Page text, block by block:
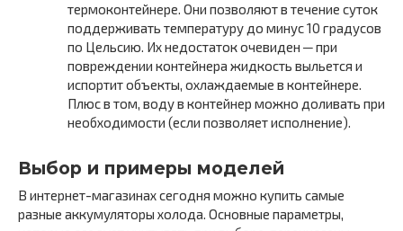
термоконтейнере. Они позволяют в течение суток
поддерживать температуру до минус 10 градусов
по Цельсию. Их недостаток очевиден ─ при
повреждении контейнера жидкость выльется и
испортит объекты, охлаждаемые в контейнере.
Плюс в том, воду в контейнер можно доливать при
необходимости (если позволяет исполнение).
Выбор и примеры моделей
В интернет-магазинах сегодня можно купить самые
разные аккумуляторы холода. Основные параметры,